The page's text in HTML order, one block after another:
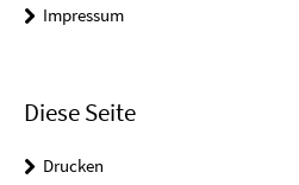
Impressum
Diese Seite
Drucken